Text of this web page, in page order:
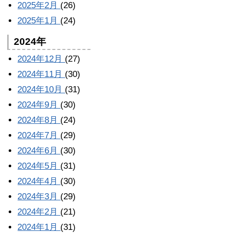
2025年2月 (26)
2025年1月 (24)
2024年
2024年12月 (27)
2024年11月 (30)
2024年10月 (31)
2024年9月 (30)
2024年8月 (24)
2024年7月 (29)
2024年6月 (30)
2024年5月 (31)
2024年4月 (30)
2024年3月 (29)
2024年2月 (21)
2024年1月 (31)